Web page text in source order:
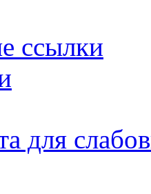
ссылки
для